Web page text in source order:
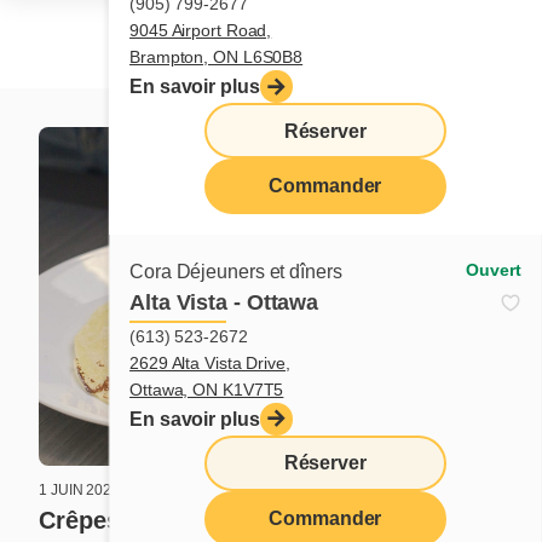
9045 Airport Road,
Brampton, ON L6S0B8
En savoir plus
Réserver
Commander
Cora Déjeuners et dîners Ouvert
Alta Vista - Ottawa
(613) 523-2672
2629 Alta Vista Drive,
Ottawa, ON K1V7T5
En savoir plus
Réserver
Commander
1 JUIN 2026
Crêpes S’mores